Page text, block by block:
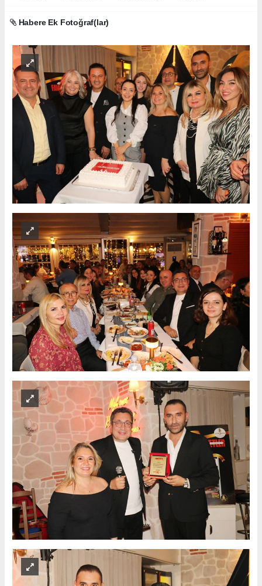
Habere Ek Fotoğraf(lar)